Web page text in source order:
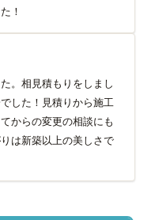
！
。相見積もりをしまし
した！見積りから施工
からの変更の相談にも
は新築以上の美しさで